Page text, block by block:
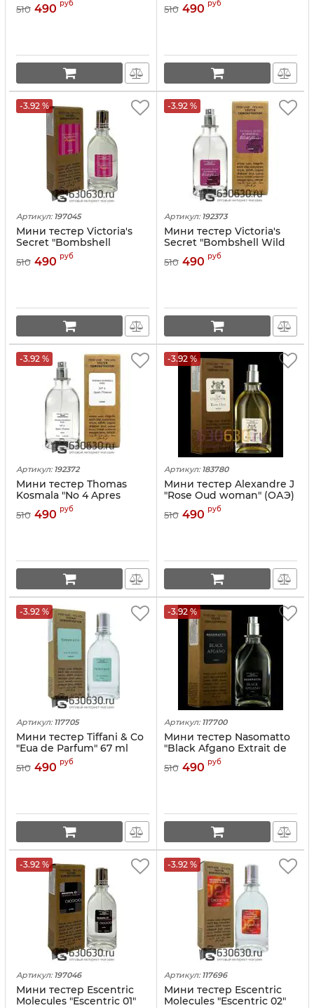
510 490 руб 510 490 руб
-3.92 %
Артикул: 197045
Мини тестер Victoria's
Secret "Bombshell
Paradise" (ОАЭ) 67 ml
510 490 руб
-3.92 %
Артикул: 192373
Мини тестер Victoria's
Secret "Bombshell Wild
Flower" (ОАЭ) 67 ml
510 490 руб
-3.92 %
Артикул: 192372
Мини тестер Thomas
Kosmala "No 4 Apres
L'Amour" (ОАЭ) 67 ml
510 490 руб
-3.92 %
Артикул: 183780
Мини тестер Alexandre J
"Rose Oud woman" (ОАЭ)
510 490 руб
-3.92 %
Артикул: 117705
Мини тестер Tiffani & Co
"Eua de Parfum" 67 ml
510 490 руб
-3.92 %
Артикул: 117700
Мини тестер Nasomatto
"Black Afgano Extrait de
Parfum" (ОАЭ) 67 ml
510 490 руб
-3.92 %
Артикул: 197046
Мини тестер Escentric
Molecules "Escentric 01"
-3.92 %
Артикул: 117696
Мини тестер Escentric
Molecules "Escentric 02"